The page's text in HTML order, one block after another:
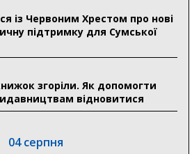
із Червоним Хрестом про нові
підтримку для Сумської
згоріли. Як допомогти
відновитися
04 серпня